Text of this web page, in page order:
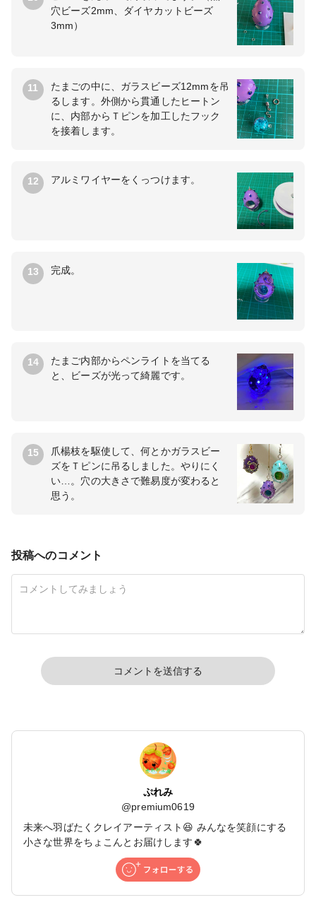
穴ビーズ2mm、ダイヤカットビーズ
3mm）
11
たまごの中に、ガラスビーズ12mmを吊
るします。外側から貫通したヒートン
に、内部からＴピンを加工したフック
を接着します。
12 アルミワイヤーをくっつけます。
13 完成。
14
たまご内部からペンライトを当てる
と、ビーズが光って綺麗です。
15
爪楊枝を駆使して、何とかガラスビー
ズをＴピンに吊るしました。やりにく
い…。穴の大きさで難易度が変わると
思う。
投稿へのコメント
コメントを送信する
ぷれみ
@premium0619
未来へ羽ばたくクレイアーティスト😆 みんなを笑顔にする
小さな世界をちょこんとお届けします🍀